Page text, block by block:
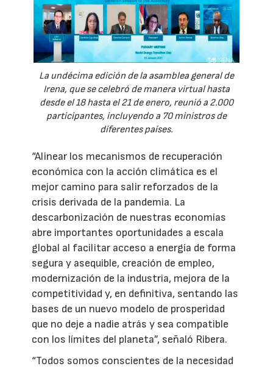
La undécima edición de la asamblea general de
Irena, que se celebró de manera virtual hasta
desde el 18 hasta el 21 de enero, reunió a 2.000
participantes, incluyendo a 70 ministros de
diferentes países.
“Alinear los mecanismos de recuperación
económica con la acción climática es el
mejor camino para salir reforzados de la
crisis derivada de la pandemia. La
descarbonización de nuestras economías
abre importantes oportunidades a escala
global al facilitar acceso a energía de forma
segura y asequible, creación de empleo,
modernización de la industria, mejora de la
competitividad y, en definitiva, sentando las
bases de un nuevo modelo de prosperidad
que no deje a nadie atrás y sea compatible
con los límites del planeta”, señaló Ribera.
“Todos somos conscientes de la necesidad